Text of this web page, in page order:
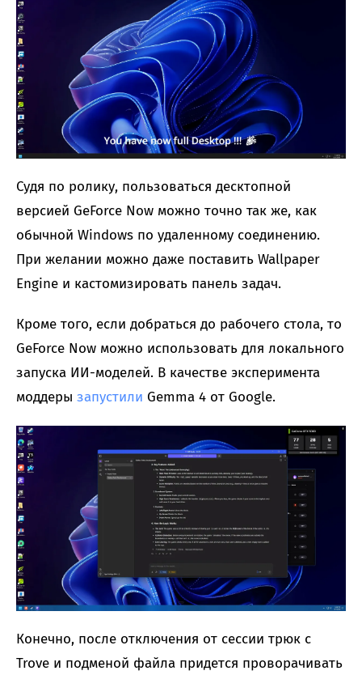
Судя по ролику, пользоваться десктопной
версией GeForce Now можно точно так же, как
обычной Windows по удаленному соединению.
При желании можно даже поставить Wallpaper
Engine и кастомизировать панель задач.
Кроме того, если добраться до рабочего стола, то
GeForce Now можно использовать для локального
запуска ИИ-моделей. В качестве эксперимента
моддеры запустили Gemma 4 от Google.
Конечно, после отключения от сессии трюк с
Trove и подменой файла придется проворачивать